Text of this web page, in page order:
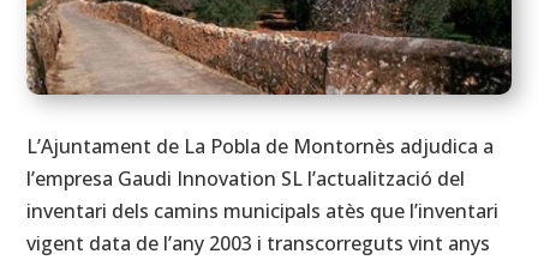
L’Ajuntament de La Pobla de Montornès adjudica a
l’empresa Gaudi Innovation SL l’actualització del
inventari dels camins municipals atès que l’inventari
vigent data de l’any 2003 i transcorreguts vint anys